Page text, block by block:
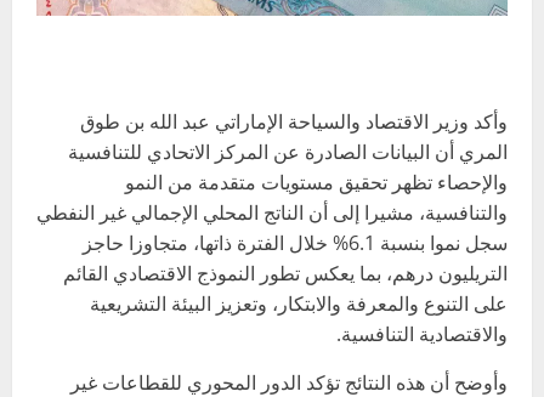
وأكد وزير الاقتصاد والسياحة الإماراتي عبد الله بن طوق
المري أن البيانات الصادرة عن المركز الاتحادي للتنافسية
والإحصاء تظهر تحقيق مستويات متقدمة من النمو
والتنافسية، مشيرا إلى أن الناتج المحلي الإجمالي غير النفطي
سجل نموا بنسبة 6.1% خلال الفترة ذاتها، متجاوزا حاجز
التريليون درهم، بما يعكس تطور النموذج الاقتصادي القائم
على التنوع والمعرفة والابتكار، وتعزيز البيئة التشريعية
والاقتصادية التنافسية.
وأوضح أن هذه النتائج تؤكد الدور المحوري للقطاعات غير